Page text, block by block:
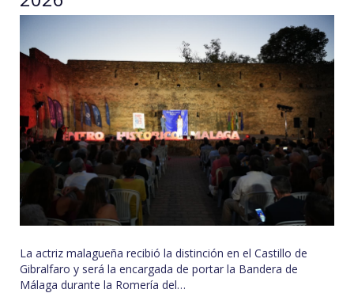
La actriz malagueña recibió la distinción en el Castillo de
Gibralfaro y será la encargada de portar la Bandera de
Málaga durante la Romería del…